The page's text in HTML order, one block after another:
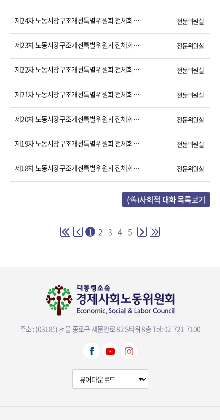
제24차 노동시장구조개선특별위원회 전체회의 결과 전문위원실
제23차 노동시장구조개선특별위원회 전체회의 결과 전문위원실
제22차 노동시장구조개선특별위원회 전체회의 결과 전문위원실
제21차 노동시장구조개선특별위원회 전체회의 결과 전문위원실
제20차 노동시장구조개선특별위원회 전체회의 결과 전문위원실
제19차 노동시장구조개선특별위원회 전체회의 결과 전문위원실
제18차 노동시장구조개선특별위원회 전체회의 결과 전문위원실
(舊)사회적 대화 목록보기
1 2 3 4 5
주소 : (03185) 서울 종로구 새문안로 82 S타워 8층Tel: 02-721-7100
뷰어다운로드 선택